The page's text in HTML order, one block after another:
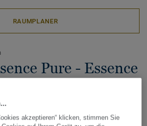
RAUMPLANER
Pure - Essence
akzeptieren“ klicken, stimmen Sie